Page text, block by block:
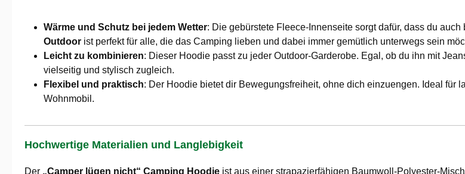
Wärme und Schutz bei jedem Wetter: Die gebürstete Fleece-Innenseite sorgt dafür, dass du
Outdoor ist perfekt für alle, die das Camping lieben und dabei immer gemütlich unterwegs sein
Leicht zu kombinieren: Dieser Hoodie passt zu jeder Outdoor-Garderobe. Egal, ob du ihn mit
vielseitig und stylisch zugleich.
Flexibel und praktisch: Der Hoodie bietet dir Bewegungsfreiheit, ohne dich einzuengen. Ideal für
Wohnmobil.
Hochwertige Materialien und Langlebigkeit
Der „Camper lügen nicht“ Camping Hoodie ist aus einer strapazierfähigen Baumwoll-Polyester-